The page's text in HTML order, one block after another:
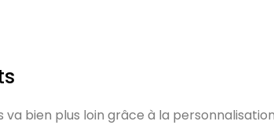
va bien plus loin grâce à la